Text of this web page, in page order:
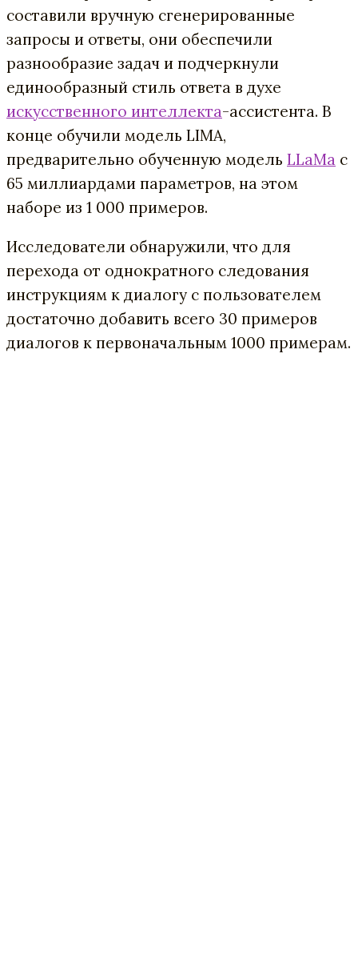
составили вручную сгенерированные
запросы и ответы, они обеспечили
разнообразие задач и подчеркнули
единообразный стиль ответа в духе
искусственного интеллекта-ассистента. В
конце обучили модель LIMA,
предварительно обученную модель LLaMa с
65 миллиардами параметров, на этом
наборе из 1 000 примеров.
Исследователи обнаружили, что для
перехода от однократного следования
инструкциям к диалогу с пользователем
достаточно добавить всего 30 примеров
диалогов к первоначальным 1000 примерам.